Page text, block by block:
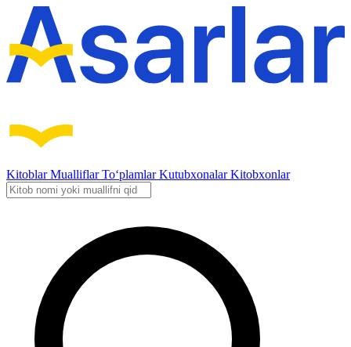
KitoblarMualliflarTo‘plamlarKutubxonalarKitobxonlar